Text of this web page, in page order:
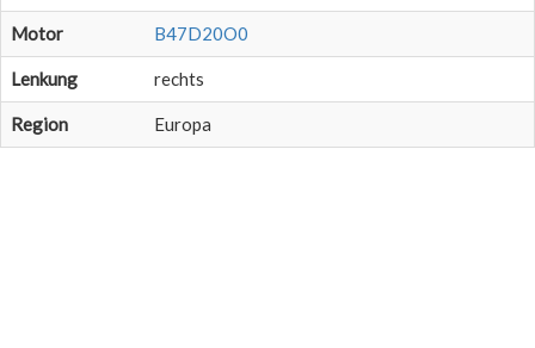
Motor B47D20O0
Lenkung rechts
Region Europa